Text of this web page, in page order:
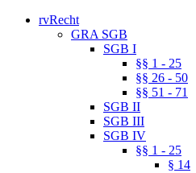
rvRecht
GRA SGB
SGB I
§§ 1 - 25
§§ 26 - 50
§§ 51 - 71
SGB II
SGB III
SGB IV
§§ 1 - 25
§ 14